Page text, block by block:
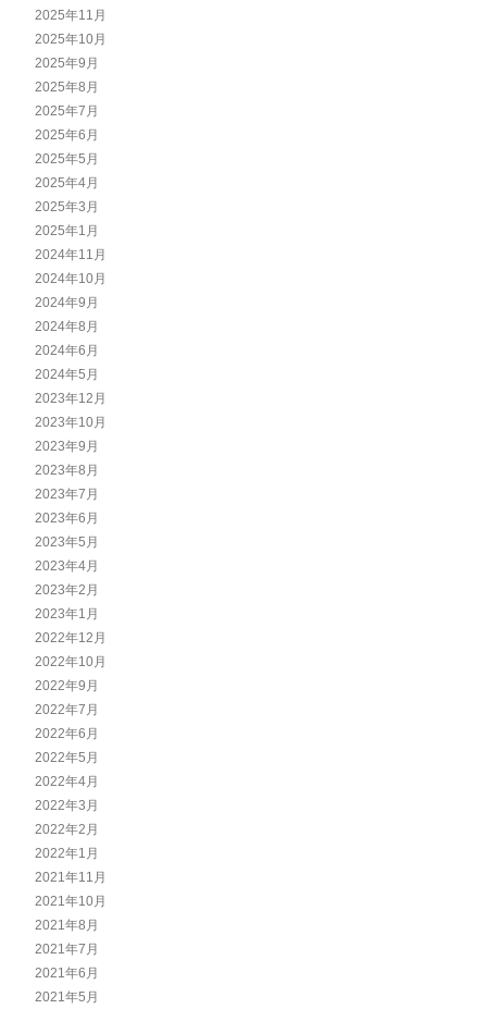
2025年11月
2025年10月
2025年9月
2025年8月
2025年7月
2025年6月
2025年5月
2025年4月
2025年3月
2025年1月
2024年11月
2024年10月
2024年9月
2024年8月
2024年6月
2024年5月
2023年12月
2023年10月
2023年9月
2023年8月
2023年7月
2023年6月
2023年5月
2023年4月
2023年2月
2023年1月
2022年12月
2022年10月
2022年9月
2022年7月
2022年6月
2022年5月
2022年4月
2022年3月
2022年2月
2022年1月
2021年11月
2021年10月
2021年8月
2021年7月
2021年6月
2021年5月